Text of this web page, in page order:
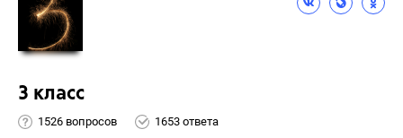
3 класс
1526 вопросов 1653 ответа